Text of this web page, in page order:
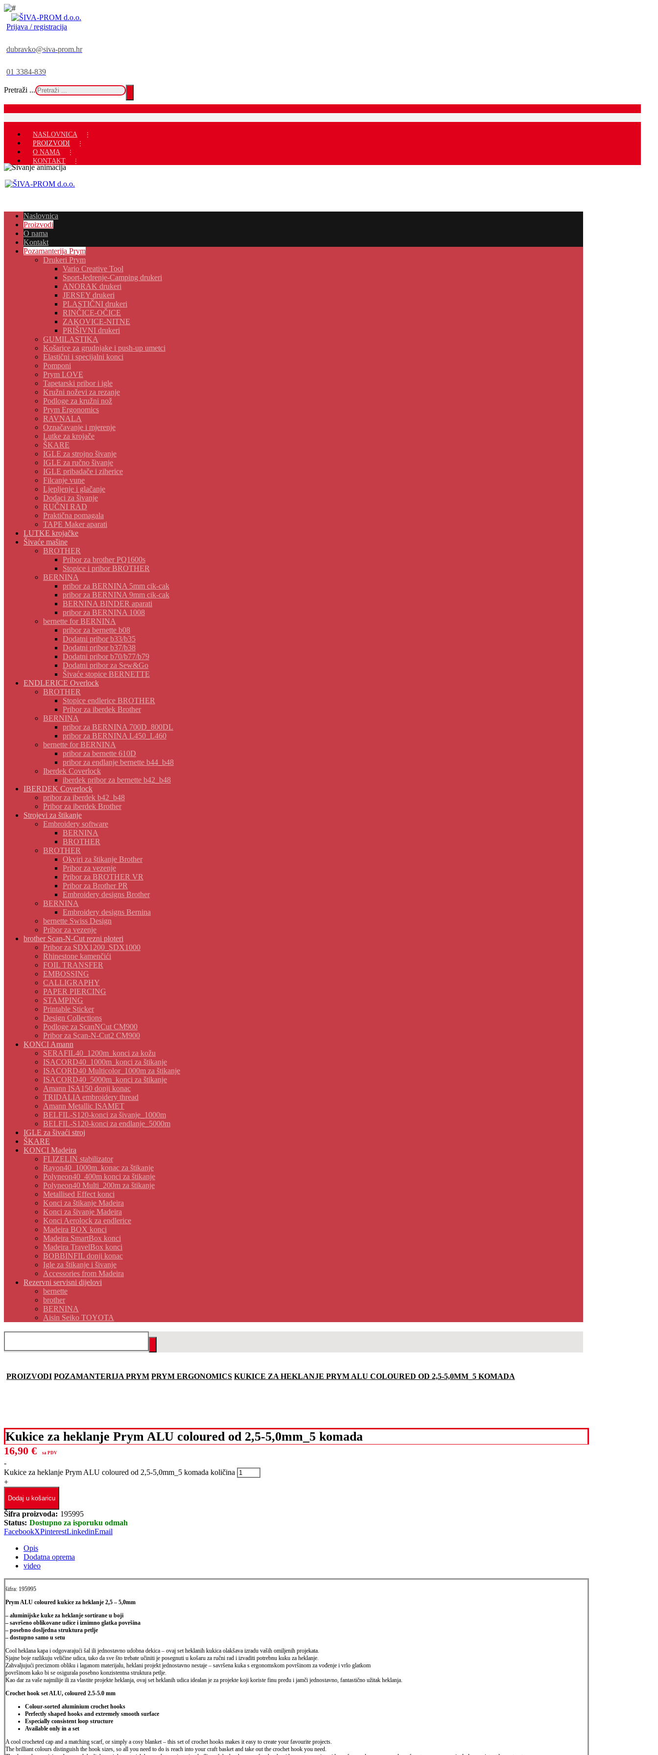
Prijava / registracija
dubravko@siva-prom.hr
01 3384-839
Pretraži ...
NASLOVNICA
PROIZVODI
O NAMA
KONTAKT
Naslovnica
Proizvodi
O nama
Kontakt
Pozamanterija Prym
Drukeri Prym
Vario Creative Tool
Sport-Jedrenje-Camping drukeri
ANORAK drukeri
JERSEY drukeri
PLASTIČNI drukeri
RINČICE-OČICE
ZAKOVICE-NITNE
PRIŠIVNI drukeri
GUMILASTIKA
Košarice za grudnjake i push-up umetci
Elastični i specijalni konci
Pomponi
Prym LOVE
Tapetarski pribor i igle
Kružni noževi za rezanje
Podloge za kružni nož
Prym Ergonomics
RAVNALA
Označavanje i mjerenje
Lutke za krojače
ŠKARE
IGLE za strojno šivanje
IGLE za ručno šivanje
IGLE pribadače i ziherice
Filcanje vune
Ljepljenje i glačanje
Dodaci za šivanje
RUČNI RAD
Praktična pomagala
TAPE Maker aparati
LUTKE krojačke
Šivaće mašine
BROTHER
Pribor za brother PQ1600s
Stopice i pribor BROTHER
BERNINA
pribor za BERNINA 5mm cik-cak
pribor za BERNINA 9mm cik-cak
BERNINA BINDER aparati
pribor za BERNINA 1008
bernette for BERNINA
pribor za bernette b08
Dodatni pribor b33/b35
Dodatni pribor b37/b38
Dodatni pribor b70/b77/b79
Dodatni pribor za Sew&Go
Šivaće stopice BERNETTE
ENDLERICE Overlock
BROTHER
Stopice endlerice BROTHER
Pribor za iberdek Brother
BERNINA
pribor za BERNINA 700D_800DL
pribor za BERNINA L450_L460
bernette for BERNINA
pribor za bernette 610D
pribor za endlanje bernette b44_b48
Iberdek Coverlock
iberdek pribor za bernette b42_b48
IBERDEK Coverlock
pribor za iberdek b42_b48
Pribor za iberdek Brother
Strojevi za štikanje
Embroidery software
BERNINA
BROTHER
BROTHER
Okviri za štikanje Brother
Pribor za vezenje
Pribor za BROTHER VR
Pribor za Brother PR
Embroidery designs Brother
BERNINA
Embroidery designs Bernina
bernette Swiss Design
Pribor za vezenje
brother Scan-N-Cut rezni ploteri
Pribor za SDX1200_SDX1000
Rhinestone kamenčići
FOIL TRANSFER
EMBOSSING
CALLIGRAPHY
PAPER PIERCING
STAMPING
Printable Sticker
Design Collections
Podloge za ScanNCut CM900
Pribor za Scan-N-Cut2 CM900
KONCI Amann
SERAFIL40_1200m_konci za kožu
ISACORD40_1000m_konci za štikanje
ISACORD40 Multicolor_1000m za štikanje
ISACORD40_5000m_konci za štikanje
Amann ISA150 donji konac
TRIDALIA embroidery thread
Amann Metallic ISAMET
BELFIL-S120-konci za šivanje_1000m
BELFIL-S120-konci za endlanje_5000m
IGLE za šivaći stroj
ŠKARE
KONCI Madeira
FLIZELIN stabilizator
Rayon40_1000m_konac za štikanje
Polyneon40_400m konci za štikanje
Polyneon40 Multi_200m za štikanje
Metallised Effect konci
Konci za štikanje Madeira
Konci za šivanje Madeira
Konci Aerolock za endlerice
Madeira BOX konci
Madeira SmartBox konci
Madeira TravelBox konci
BOBBINFIL donji konac
Igle za štikanje i šivanje
Accessories from Madeira
Rezervni servisni dijelovi
bernette
brother
BERNINA
Aisin Seiko TOYOTA
PROIZVODI POZAMANTERIJA PRYM PRYM ERGONOMICS KUKICE ZA HEKLANJE PRYM ALU COLOURED OD 2,5-5,0MM_5 KOMADA
Kukice za heklanje Prym ALU coloured od 2,5-5,0mm_5 komada
16,90 € sa PDV
-
Kukice za heklanje Prym ALU coloured od 2,5-5,0mm_5 komada količina
+
Dodaj u košaricu
Šifra proizvoda: 195995
Status: Dostupno za isporuku odmah
FacebookXPinterestLinkedinEmail
Opis
Dodatna oprema
video
šifra: 195995
Prym ALU coloured kukice za heklanje 2,5 – 5,0mm
– aluminijske kuke za heklanje sortirane u boji
– savršeno oblikovane udice i iznimno glatka površina
– posebno dosljedna struktura petlje
– dostupno samo u setu
Cool heklana kapa i odgovarajući šal ili jednostavno udobna dekica – ovaj set heklanih kukica olakšava izradu vaših omiljenih projekata.
Sjajne boje razlikuju veličine udica, tako da sve što trebate učiniti je posegnuti u košaru za ručni rad i izvaditi potrebnu kuku za heklanje.
Zahvaljujući preciznom obliku i laganom materijalu, heklani projekt jednostavno nestaje – savršena kuka s ergonomskom površinom za vođenje i vrlo glatkom
površinom kako bi se osigurala posebno konzistentna struktura petlje.
Kao dar za vaše najmilije ili za vlastite projekte heklanja, ovaj set heklanih udica idealan je za projekte koji koriste finu pređu i jamči jednostavno, fantastično užitak heklanja.
Crochet hook set ALU, coloured 2.5-5.0 mm
Colour-sorted aluminium crochet hooks
Perfectly shaped hooks and extremely smooth surface
Especially consistent loop structure
Available only in a set
A cool crocheted cap and a matching scarf, or simply a cosy blanket – this set of crochet hooks makes it easy to create your favourite projects.
The brilliant colours distinguish the hook sizes, so all you need to do is reach into your craft basket and take out the crochet hook you need.